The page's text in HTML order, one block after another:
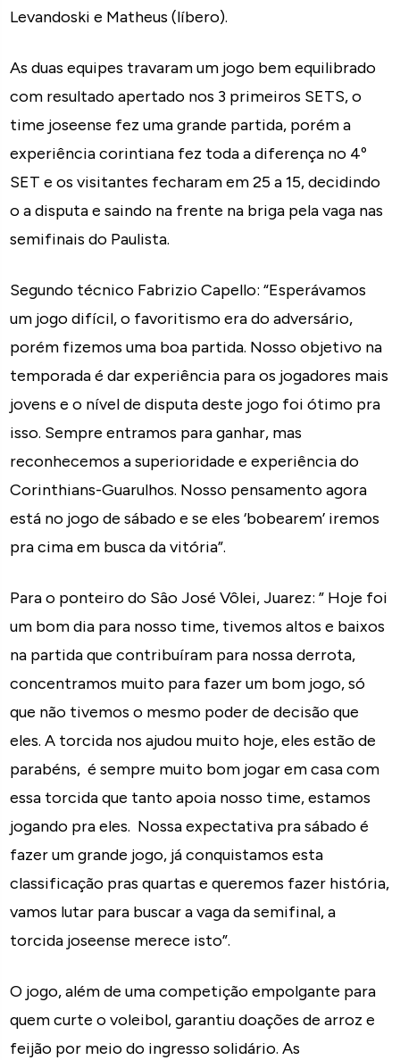
Levandoski e Matheus (líbero).
As duas equipes travaram um jogo bem equilibrado
com resultado apertado nos 3 primeiros SETS, o
time joseense fez uma grande partida, porém a
experiência corintiana fez toda a diferença no 4º
SET e os visitantes fecharam em 25 a 15, decidindo
o a disputa e saindo na frente na briga pela vaga nas
semifinais do Paulista.
Segundo técnico Fabrizio Capello: “Esperávamos
um jogo difícil, o favoritismo era do adversário,
porém fizemos uma boa partida. Nosso objetivo na
temporada é dar experiência para os jogadores mais
jovens e o nível de disputa deste jogo foi ótimo pra
isso. Sempre entramos para ganhar, mas
reconhecemos a superioridade e experiência do
Corinthians-Guarulhos. Nosso pensamento agora
está no jogo de sábado e se eles ‘bobearem’ iremos
pra cima em busca da vitória”.
Para o ponteiro do Sâo José Vôlei, Juarez: ” Hoje foi
um bom dia para nosso time, tivemos altos e baixos
na partida que contribuíram para nossa derrota,
concentramos muito para fazer um bom jogo, só
que não tivemos o mesmo poder de decisão que
eles. A torcida nos ajudou muito hoje, eles estão de
parabéns, é sempre muito bom jogar em casa com
essa torcida que tanto apoia nosso time, estamos
jogando pra eles. Nossa expectativa pra sábado é
fazer um grande jogo, já conquistamos esta
classificação pras quartas e queremos fazer história,
vamos lutar para buscar a vaga da semifinal, a
torcida joseense merece isto”.
O jogo, além de uma competição empolgante para
quem curte o voleibol, garantiu doações de arroz e
feijão por meio do ingresso solidário. As